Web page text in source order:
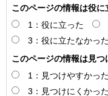
このページの情報は役に
1：役に立った
3：役に立たなかった
このページの情報は見つ
1：見つけやすかった
3：見つけにくかった